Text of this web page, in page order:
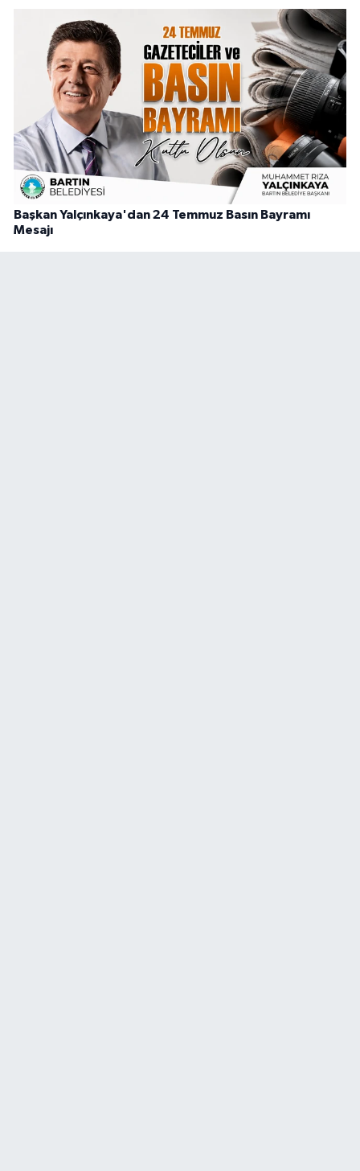
Başkan Yalçınkaya'dan 24 Temmuz Basın Bayramı
Mesajı